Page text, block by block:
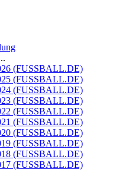
(FUSSBALL.DE)
(FUSSBALL.DE)
(FUSSBALL.DE)
(FUSSBALL.DE)
(FUSSBALL.DE)
(FUSSBALL.DE)
(FUSSBALL.DE)
(FUSSBALL.DE)
(FUSSBALL.DE)
(FUSSBALL.DE)